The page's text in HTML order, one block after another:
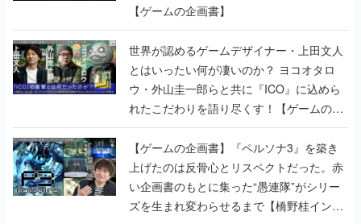
【ゲームの企画書】
世界が認めるゲームデザイナー・上田文人
とはいったい何が凄いのか？ ヨコオタロ
ウ・外山圭一郎らと共に『ICO』に込めら
れたこだわりを語り尽くす！【ゲームの企
画書】
【ゲームの企画書】『ペルソナ3』を築き
上げたのは反骨心とリスペクトだった。赤
い企画書のもとに集った“愚連隊”がシリー
ズを生まれ変わらせるまで【橋野桂インタ